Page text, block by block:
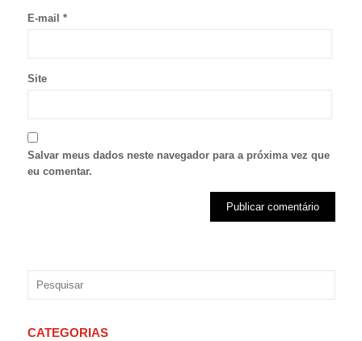
E-mail *
Site
Salvar meus dados neste navegador para a próxima vez que
eu comentar.
CATEGORIAS